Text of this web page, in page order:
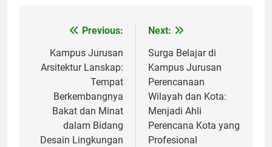
navigation
Previous:
Kampus Jurusan
Arsitektur Lanskap:
Tempat
Berkembangnya
Bakat dan Minat
dalam Bidang
Desain Lingkungan
Next:
Surga Belajar di
Kampus Jurusan
Perencanaan
Wilayah dan Kota:
Menjadi Ahli
Perencana Kota yang
Profesional